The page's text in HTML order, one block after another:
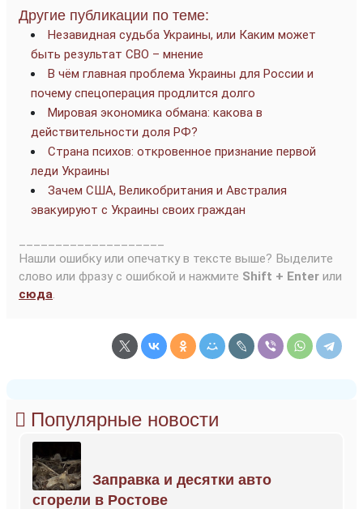
Другие публикации по теме:
Незавидная судьба Украины, или Каким может
быть результат СВО – мнение
В чём главная проблема Украины для России и
почему спецоперация продлится долго
Мировая экономика обмана: какова в
действительности доля РФ?
Страна психов: откровенное признание первой
леди Украины
Зачем США, Великобритания и Австралия
эвакуируют с Украины своих граждан
Нашли ошибку или опечатку в тексте выше? Выделите
слово или фразу с ошибкой и нажмите Shift + Enter или
сюда.
Популярные новости
Заправка и десятки авто
сгорели в Ростове